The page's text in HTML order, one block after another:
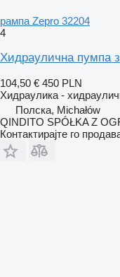
рампа Zepro 32204
4
Хидраулична пумпа
104,50 € 450 PLN
Хидраулика -
Полска, Michałów
QINDITO SPÓŁKA Z
Контактирајте го